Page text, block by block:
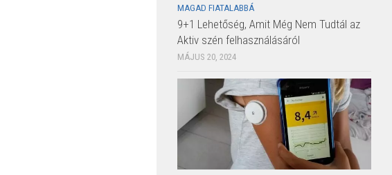
MAGAD FIATALABBÁ
9+1 Lehetőség, Amit Még Nem Tudtál az
Aktiv szén felhasználásáról
MÁJUS 20, 2024